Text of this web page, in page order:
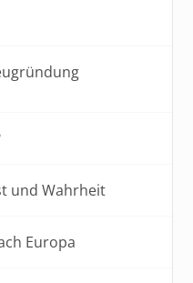
und Wahrheit
Europa